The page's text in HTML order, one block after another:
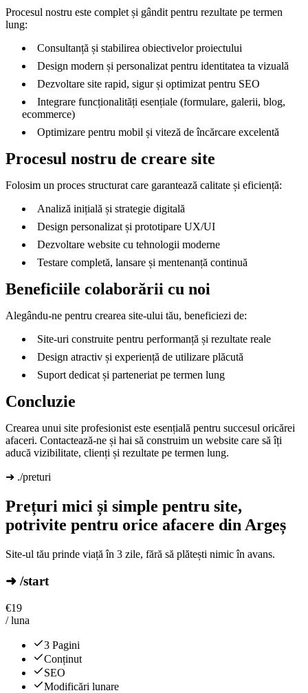
Procesul nostru este complet și gândit pentru rezultate pe termen
lung:
Consultanță și stabilirea obiectivelor proiectului
Design modern și personalizat pentru identitatea ta vizuală
Dezvoltare site rapid, sigur și optimizat pentru SEO
Integrare funcționalități esențiale (formulare, galerii, blog,
ecommerce)
Optimizare pentru mobil și viteză de încărcare excelentă
Procesul nostru de creare site
Folosim un proces structurat care garantează calitate și eficiență:
Analiză inițială și strategie digitală
Design personalizat și prototipare UX/UI
Dezvoltare website cu tehnologii moderne
Testare completă, lansare și mentenanță continuă
Beneficiile colaborării cu noi
Alegându-ne pentru crearea site-ului tău, beneficiezi de:
Site-uri construite pentru performanță și rezultate reale
Design atractiv și experiență de utilizare plăcută
Suport dedicat și parteneriat pe termen lung
Concluzie
Crearea unui site profesionist este esențială pentru succesul oricărei
afaceri. Contactează-ne și hai să construim un website care să îți
aducă vizibilitate, clienți și rezultate pe termen lung.
➜ ./preturi
Prețuri mici și simple pentru site,
potrivite pentru orice afacere din Argeș
Site-ul tău prinde viață în 3 zile, fără să plătești nimic în avans.
➜ /start
€19
/ luna
3 Pagini
Conținut
SEO
Modificări lunare